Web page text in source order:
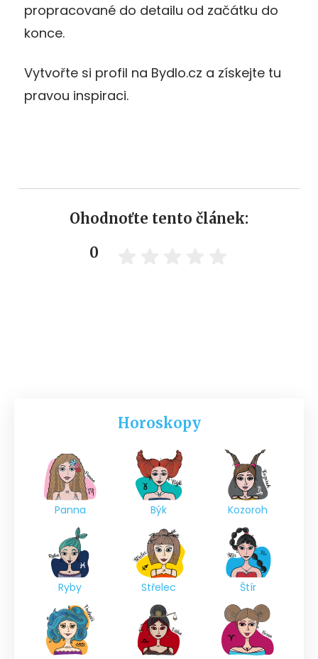
propracované do detailu od začátku do
konce.
Vytvořte si profil na Bydlo.cz a získejte tu
pravou inspiraci.
Ohodnoťte tento článek:
0
Horoskopy
Panna Býk Kozoroh
Ryby Střelec Štír